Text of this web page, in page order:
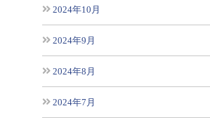
2024年10月
2024年9月
2024年8月
2024年7月